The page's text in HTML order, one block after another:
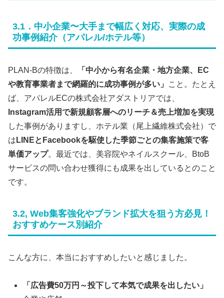
3.1．中小企業〜大手まで幅広く対応、実際の成
功事例紹介（アパレル/ホテル等）
PLAN-Bの特徴は、
「中小から有名企業・地方企業、EC
や教育事業者まで網羅的に成功事例が多い」
こと。たとえ
ば、アパレルECの株式会社アダストリアでは、
Instagram活用で新規顧客層へのリーチ＆売上増加を実現
した事例がありますし、ホテル業（尾上繊維株式会社）で
は LINEとFacebookを駆使した季節ごとの集客施策で客
単価アップ。最近では、美容院やネイルスクール、BtoB
サービスの問い合わせ獲得にも成果を出しているとのこと
です。
3.2, Web集客強化やブランド拡大を狙う方必見！
おすすめケース別紹介
こんな方に、本当におすすめしたいと感じました。
「広告費50万円～投下して本気で成果を出したい」